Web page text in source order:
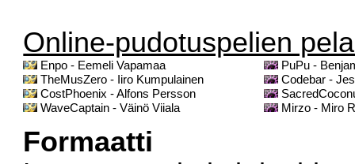
Online-pudotuspelien
Enpo - Eemeli Vapamaa
TheMusZero - Iiro Kumpulainen
CostPhoenix - Alfons Persson
WaveCaptain - Väinö Viiala
PuPu -
Codebar -
Mirzo - Miro
Formaatti